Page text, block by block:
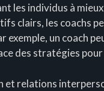
les individus à
clairs, les coachs
exemple, un coach
des stratégies
et relations